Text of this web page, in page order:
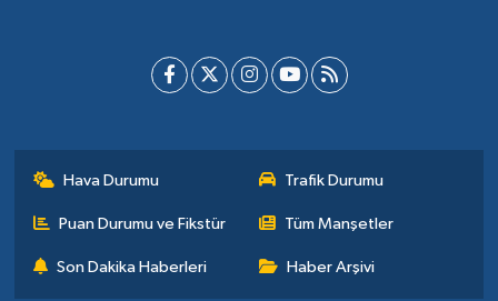
Hava Durumu Trafik Durumu
Puan Durumu ve Fikstür Tüm Manşetler
Son Dakika Haberleri Haber Arşivi